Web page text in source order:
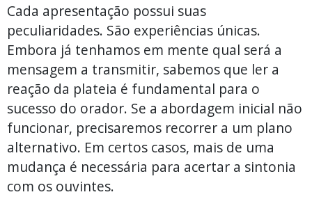
Cada apresentação possui suas
peculiaridades. São experiências únicas.
Embora já tenhamos em mente qual será a
mensagem a transmitir, sabemos que ler a
reação da plateia é fundamental para o
sucesso do orador. Se a abordagem inicial não
funcionar, precisaremos recorrer a um plano
alternativo. Em certos casos, mais de uma
mudança é necessária para acertar a sintonia
com os ouvintes.